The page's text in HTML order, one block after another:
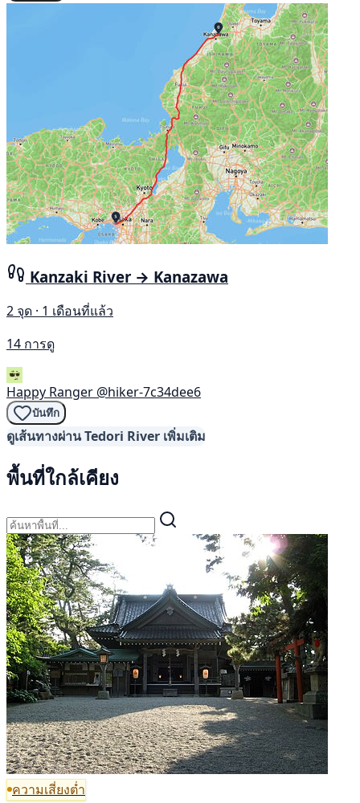
Kanzaki River → Kanazawa
2 จุด · 1 เดือนที่แล้ว
14 การดู
Happy Ranger @hiker-7c34dee6
บันทึก
ดูเส้นทางผ่าน Tedori River เพิ่มเติม
พื้นที่ใกล้เคียง
ความเสี่ยงต่ำ